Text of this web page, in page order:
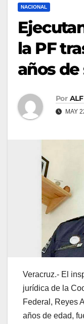
NACIONAL
la PF
años
Por ALF
MAY
Veracruz.- El
jurídica de la
Federal, Reyes
años de edad,